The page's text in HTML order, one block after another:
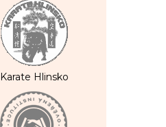
Karate Hlinsko